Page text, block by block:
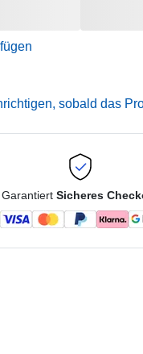
sobald das
Garantiert Sicheres